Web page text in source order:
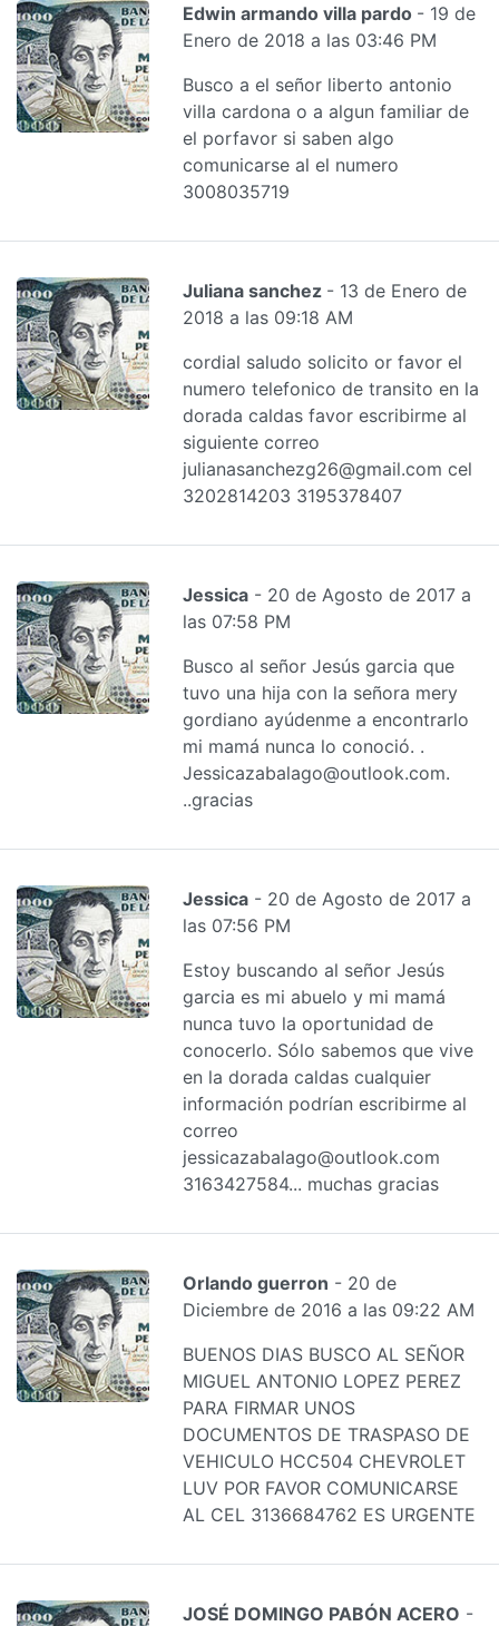
Edwin armando villa pardo - 19 de
Enero de 2018 a las 03:46 PM
Busco a el señor liberto antonio
villa cardona o a algun familiar de
el porfavor si saben algo
comunicarse al el numero
3008035719
Juliana sanchez - 13 de Enero de
2018 a las 09:18 AM
cordial saludo solicito or favor el
numero telefonico de transito en la
dorada caldas favor escribirme al
siguiente correo
julianasanchezg26@gmail.com cel
3202814203 3195378407
Jessica - 20 de Agosto de 2017 a
las 07:58 PM
Busco al señor Jesús garcia que
tuvo una hija con la señora mery
gordiano ayúdenme a encontrarlo
mi mamá nunca lo conoció. .
Jessicazabalago@outlook.com.
..gracias
Jessica - 20 de Agosto de 2017 a
las 07:56 PM
Estoy buscando al señor Jesús
garcia es mi abuelo y mi mamá
nunca tuvo la oportunidad de
conocerlo. Sólo sabemos que vive
en la dorada caldas cualquier
información podrían escribirme al
correo
jessicazabalago@outlook.com
3163427584... muchas gracias
Orlando guerron - 20 de
Diciembre de 2016 a las 09:22 AM
BUENOS DIAS BUSCO AL SEÑOR
MIGUEL ANTONIO LOPEZ PEREZ
PARA FIRMAR UNOS
DOCUMENTOS DE TRASPASO DE
VEHICULO HCC504 CHEVROLET
LUV POR FAVOR COMUNICARSE
AL CEL 3136684762 ES URGENTE
JOSÉ DOMINGO PABÓN ACERO -